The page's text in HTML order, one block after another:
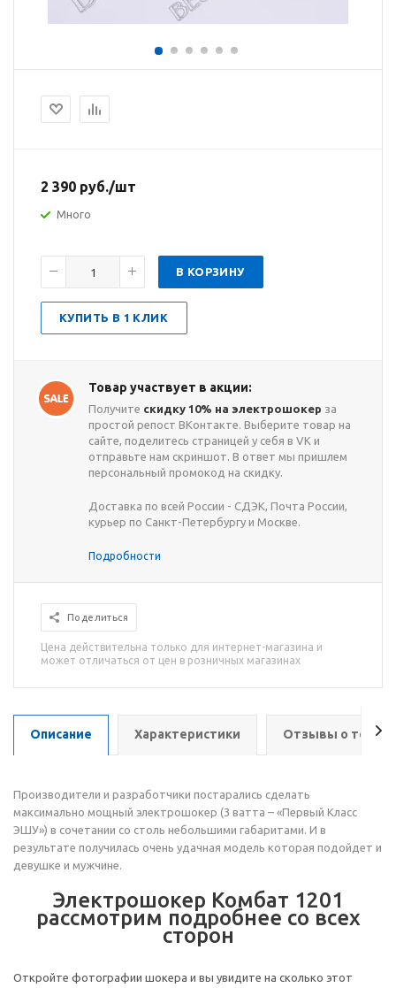
2 390 руб./шт
Много
В КОРЗИНУ
КУПИТЬ В 1 КЛИК
Товар участвует в акции:
Получите скидку 10% на электрошокер за
простой репост ВКонтакте. Выберите товар на
сайте, поделитесь страницей у себя в VK и
отправьте нам скриншот. В ответ мы пришлем
персональный промокод на скидку.
Доставка по всей России - СДЭК, Почта России,
курьер по Санкт-Петербургу и Москве.
Подробности
Поделиться
Цена действительна только для интернет-магазина и
может отличаться от цен в розничных магазинах
Описание Характеристики Отзывы о
Производители и разработчики постарались сделать
максимально мощный электрошокер (3 ватта – «Первый Класс
ЭШУ») в сочетании со столь небольшими габаритами. И в
результате получилась очень удачная модель которая подойдет и
девушке и мужчине.
Электрошокер Комбат 1201
раcсмотрим подробнее со всех
сторон
Откройте фотографии шокера и вы увидите на сколько этот